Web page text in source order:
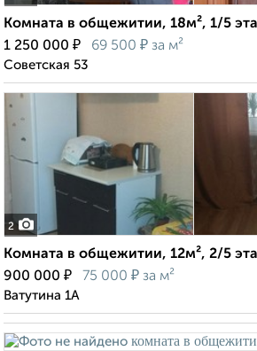
Комната в общежитии, 18м², 1/5
1 250 000 ₽ 69 500 ₽ за м²
Советская 53
2
Комната в общежитии, 12м², 2/5
900 000 ₽ 75 000 ₽ за м²
Ватутина 1А